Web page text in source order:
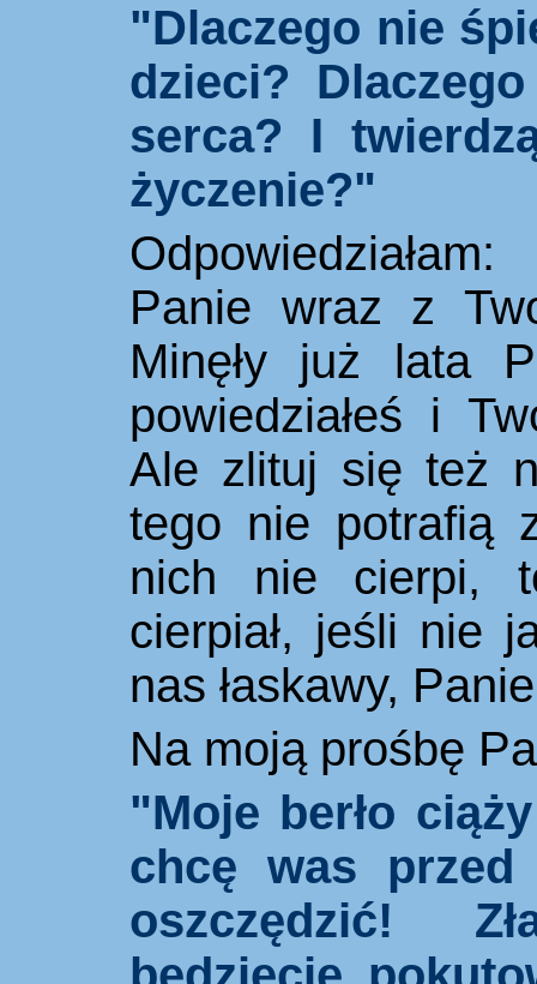
"Dlaczego nie
dzieci?
serca? I
życzenie?"
Panie wraz z
Minęły już lata
powiedziałeś i
Ale zlituj się też
tego nie potrafią
nich nie cierpi,
cierpiał, jeśli nie
nas łaskawy,
Na moją prośbę
"Moje berło
chcę was
oszczędzić!